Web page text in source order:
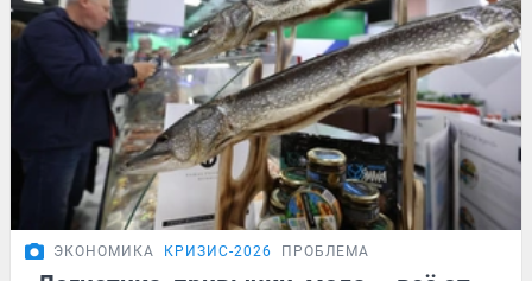
ЭКОНОМИКА КРИЗИС-2026 ПРОБЛЕМА